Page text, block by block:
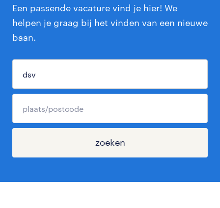
Een passende vacature vind je hier! We
helpen je graag bij het vinden van een nieuwe
baan.
zoeken